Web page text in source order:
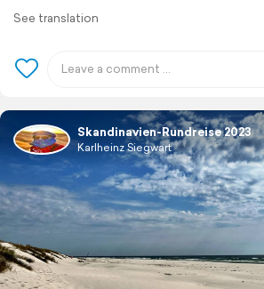
See translation
Skandinavien-Rundreise 2023
Karlheinz Siegwart